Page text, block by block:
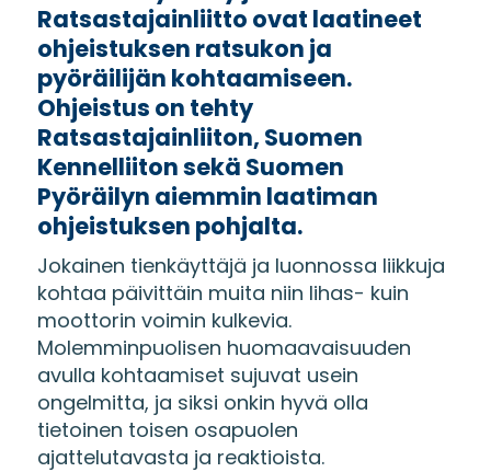
Ratsastajainliitto ovat laatineet
ohjeistuksen ratsukon ja
pyöräilijän kohtaamiseen.
Ohjeistus on tehty
Ratsastajainliiton, Suomen
Kennelliiton sekä Suomen
Pyöräilyn aiemmin laatiman
ohjeistuksen pohjalta.
Jokainen tienkäyttäjä ja luonnossa liikkuja
kohtaa päivittäin muita niin lihas- kuin
moottorin voimin kulkevia.
Molemminpuolisen huomaavaisuuden
avulla kohtaamiset sujuvat usein
ongelmitta, ja siksi onkin hyvä olla
tietoinen toisen osapuolen
ajattelutavasta ja reaktioista.